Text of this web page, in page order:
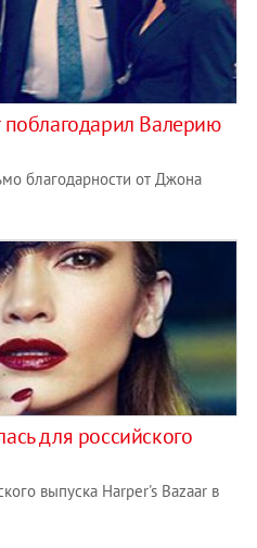
Валерию
благодарности от Джона
для российского
выпуска Harper's Bazaar в